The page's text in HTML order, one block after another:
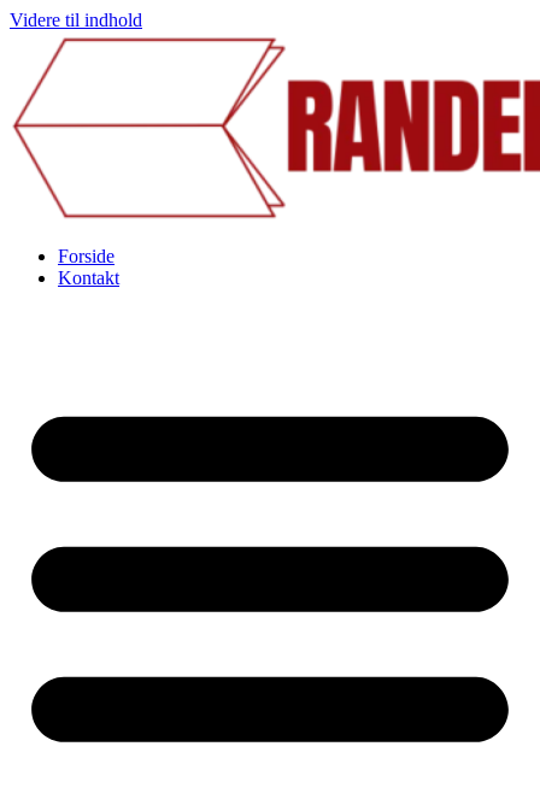
Videre til indhold
Forside
Kontakt